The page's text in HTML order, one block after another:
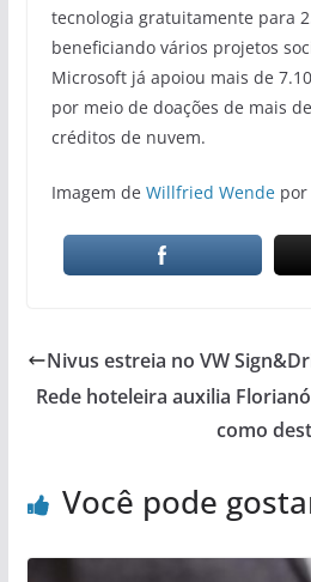
tecnologia gratuitamente para
beneficiando vários projetos
Microsoft já apoiou mais de
por meio de doações de mais
créditos de nuvem.
Imagem de Willfried Wendepor
Nivus estreia no VW
Rede hoteleira auxilia
como
Você pode